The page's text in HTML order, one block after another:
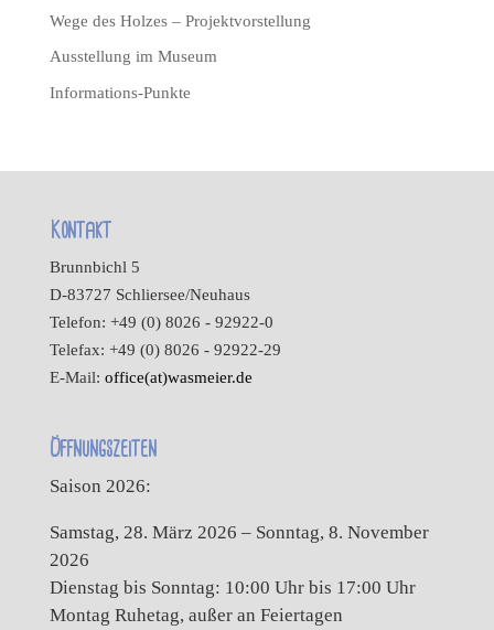
Wege des Holzes – Projektvorstellung
Ausstellung im Museum
Informations-Punkte
Kontakt
Brunnbichl 5
D-83727 Schliersee/Neuhaus
Telefon: +49 (0) 8026 - 92922-0
Telefax: +49 (0) 8026 - 92922-29
E-Mail: office(at)wasmeier.de
Öffnungszeiten
Saison 2026:
Samstag, 28. März 2026 – Sonntag, 8. November
2026
Dienstag bis Sonntag: 10:00 Uhr bis 17:00 Uhr
Montag Ruhetag, außer an Feiertagen